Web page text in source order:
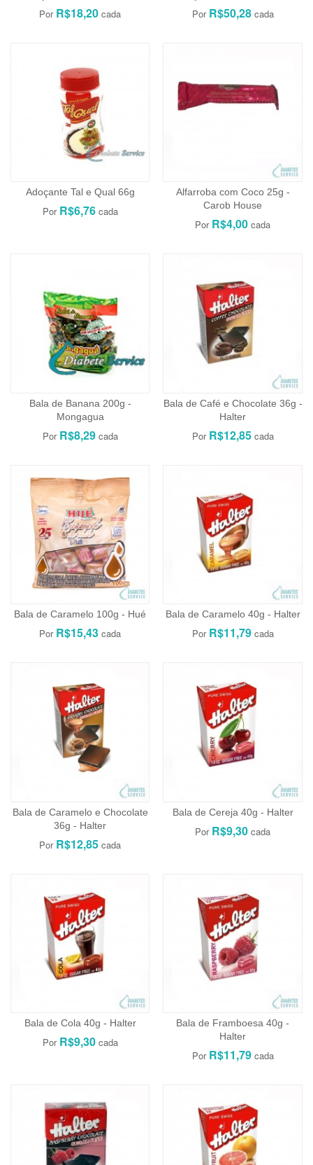
R$18,20 R$50,28
Adoçante Tal e Qual 66g
R$6,76
Alfarroba com Coco 25g -
Carob House
R$4,00
Bala de Banana 200g -
Mongagua
R$8,29
Bala de Café e Chocolate 36g -
Halter
R$12,85
Bala de Caramelo 100g - Hué
R$15,43
Bala de Caramelo 40g - Halter
R$11,79
Bala de Caramelo e Chocolate
36g - Halter
R$12,85
Bala de Cereja 40g - Halter
R$9,30
Bala de Cola 40g - Halter
R$9,30
Bala de Framboesa 40g -
Halter
R$11,79